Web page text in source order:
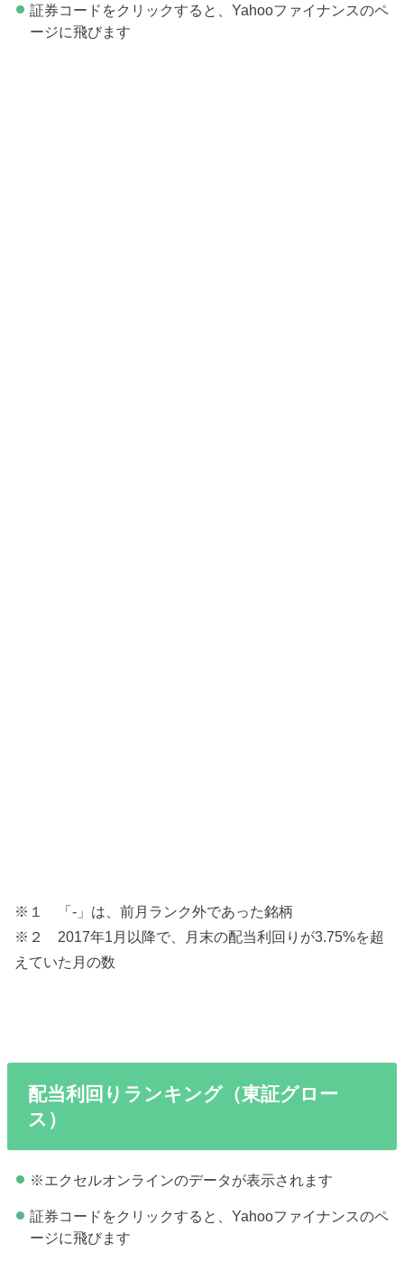
証券コードをクリックすると、Yahooファイナンスのペ
ージに飛びます
※１ 「-」は、前月ランク外であった銘柄
※２ 2017年1月以降で、月末の配当利回りが3.75%を超
えていた月の数
配当利回りランキング（東証グロー
ス）
※エクセルオンラインのデータが表示されます
証券コードをクリックすると、Yahooファイナンスのペ
ージに飛びます